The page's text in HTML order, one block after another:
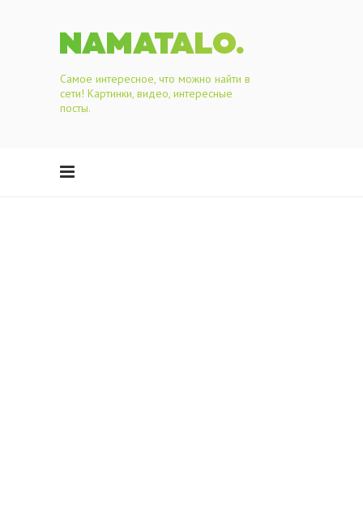
Самое интересное, что можно найти в
сети! Картинки, видео, интересные
посты.